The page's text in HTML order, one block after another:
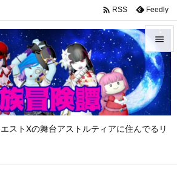
ストⅩの舞台アストルティアに住んでるリ


メニュ

サイド

 RSS Feedly